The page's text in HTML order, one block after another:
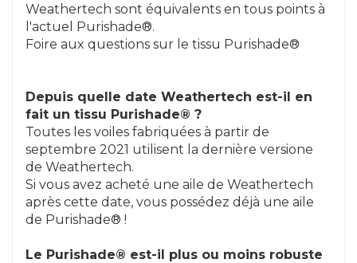
Weathertech sont équivalents en tous points à
l'actuel Purishade®.
Foire aux questions sur le tissu Purishade®
Depuis quelle date Weathertech est-il en
fait un tissu Purishade® ?
Toutes les voiles fabriquées à partir de
septembre 2021 utilisent la dernière versione
de Weathertech.
Si vous avez acheté une aile de Weathertech
après cette date, vous possédez déjà une aile
de Purishade® !
Le Purishade® est-il plus ou moins robuste